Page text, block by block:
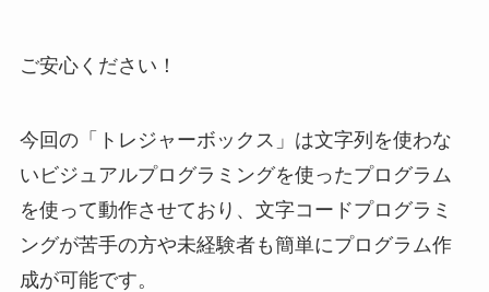
ご安心ください！
今回の「トレジャーボックス」は文字列を使わな
いビジュアルプログラミングを使ったプログラム
を使って動作させており、文字コードプログラミ
ングが苦手の方や未経験者も簡単にプログラム作
成が可能です。